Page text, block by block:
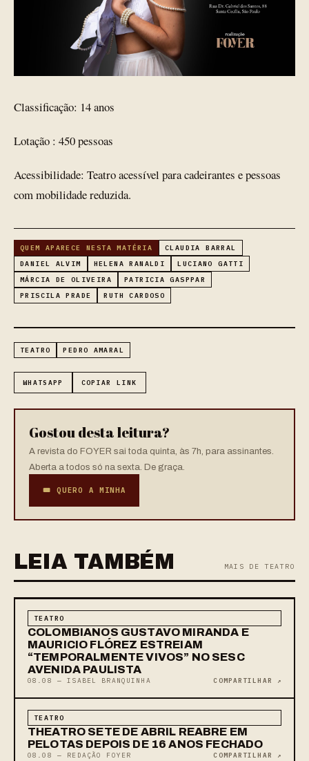
Classificação: 14 anos
Lotação : 450 pessoas
Acessibilidade: Teatro acessível para cadeirantes e pessoas
com mobilidade reduzida.
QUEM APARECE NESTA MATÉRIA
CLAUDIA BARRAL
DANIEL ALVIM
HELENA RANALDI
LUCIANO GATTI
MÁRCIA DE OLIVEIRA
PATRICIA GASPPAR
PRISCILA PRADE
RUTH CARDOSO
TEATRO PEDRO AMARAL
WHATSAPP COPIAR LINK
Gostou desta leitura?
A revista do FOYER sai toda quinta, às 7h, para assinantes.
Aberta a todos só na sexta. De graça.
🎟 QUERO A MINHA
LEIA TAMBÉM MAIS DE TEATRO
TEATRO
COLOMBIANOS GUSTAVO MIRANDA E
MAURICIO FLÓREZ ESTREIAM
“TEMPORALMENTE VIVOS” NO SESC
AVENIDA PAULISTA
08.08 — ISABEL BRANQUINHA COMPARTILHAR ↗
TEATRO
THEATRO SETE DE ABRIL REABRE EM
PELOTAS DEPOIS DE 16 ANOS FECHADO
08.08 — REDAÇÃO FOYER COMPARTILHAR ↗